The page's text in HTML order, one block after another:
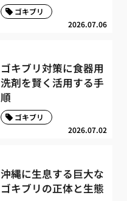
2026.07.06
ゴキブリ
ゴキブリ対策に食器用
洗剤を賢く活用する手
順
2026.07.02
ゴキブリ
沖縄に生息する巨大な
ゴキブリの正体と生態